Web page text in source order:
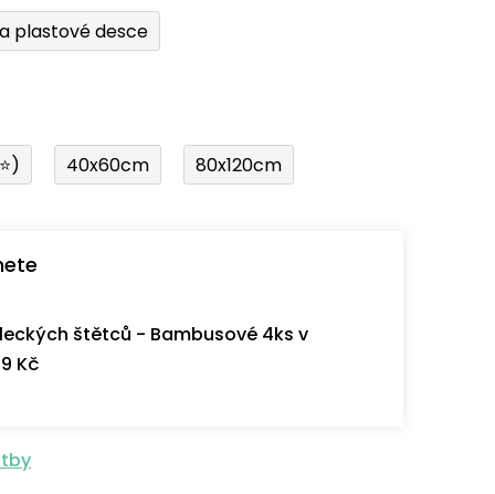
plastové desce
40x60cm 80x120cm
štětců - Bambusové 4ks v
Kč